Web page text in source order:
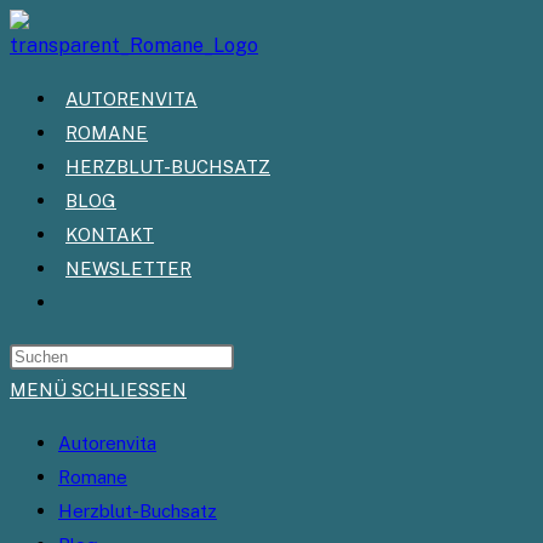
Zum
Inhalt
springenAUTORENVITA
ROMANE
HERZBLUT-BUCHSATZ
BLOG
KONTAKT
NEWSLETTER
UMSCHALTEN
MENÜ SCHLIESSEN
Autorenvita
Romane
Herzblut-Buchsatz